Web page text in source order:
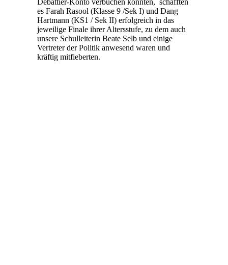
es Farah Rasool (Klasse 9 /Sek I) und Dang
Hartmann (KS1 / Sek II) erfolgreich in das
jeweilige Finale ihrer Altersstufe, zu dem auch
unsere Schulleiterin Beate Selb und einige
Vertreter der Politik anwesend waren und
kräftig mitfieberten.